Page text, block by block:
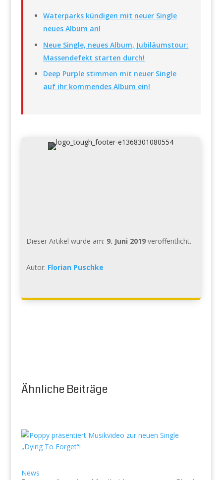
Waterparks kündigen mit neuer Single
neues Album an!
Neue Single, neues Album, Jubiläumstour:
Massendefekt starten durch!
Deep Purple stimmen mit neuer Single
auf ihr kommendes Album ein!
Dieser Artikel wurde am: 9. Juni 2019veröffentlicht.
Autor: Florian Puschke
Ähnliche Beiträge
News